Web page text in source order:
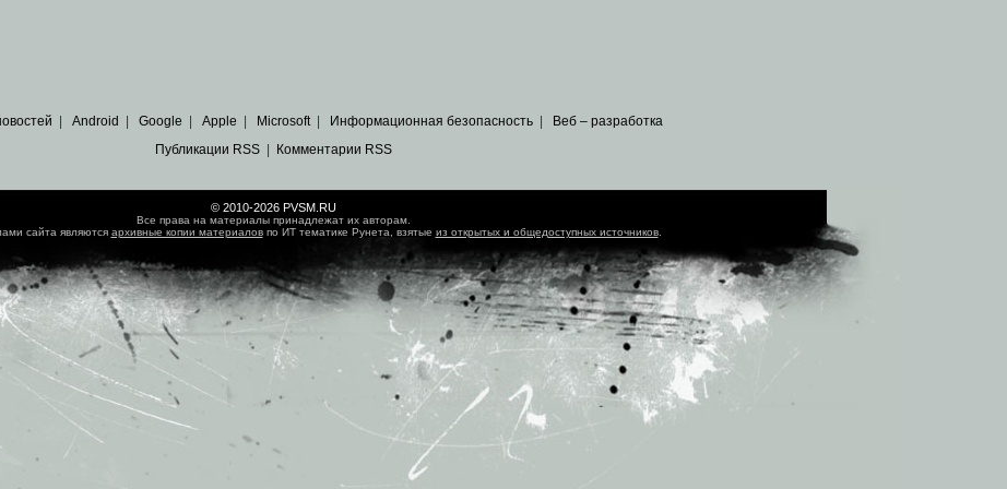
Android Google Apple Microsoft| Информационная безопасность
Веб – разработка
Публикации RSS| Комментарии RSS
© 2010-2026 PVSM.RU
Все права на материалы принадлежат их авторам.
сайта являются архивные копии материаловпо ИТ тематике Рунета, взятые из открытых и общедоступных источников.